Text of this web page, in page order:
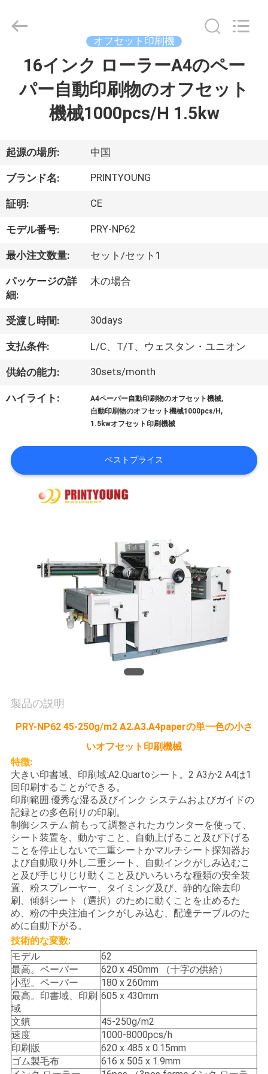
ダ
ク
ト
ビ
オ
達
に
つ
て
私
に
連
絡
し
な
さ
い
引
用
を
要
求
2015
International
オフセット印刷機
16インク ローラーA4のペー
パー自動印刷物のオフセット
機械1000pcs/H 1.5kw
起源の場所: 中国
ブランド名: PRINTYOUNG
証明: CE
モデル番号: PRY-NP62
最小注文数量: セット/セット1
パッケージの詳
細:
木の場合
受渡し時間: 30days
支払条件: L/C、T/T、ウェスタン・ユニオン
供給の能力: 30sets/month
ハイライト: A4ペーパー自動印刷物のオフセット機械,
自動印刷物のオフセット機械1000pcs/H ,
1.5kwオフセット印刷機械
ベストプライス
製品の説明
PRY-NP62 45-250g/m2 A2.A3.A4paperの単一色の小さ
いオフセット印刷機械
特徴:
大きい印書域、印刷域:A2.Quartoシート。2 A3か2 A4は1
回印刷することができる。
印刷範囲:優秀な湿る及びインク システムおよびガイドの
記録との多色刷りの印刷。
制御システム:前もって調整されたカウンターを使って、
シート装置を、動かすこと、自動上げること及び下げる
ことを停止しないで二重シートかマルチシート探知器お
よび自動取り外し二重シート、自動インクがしみ込むこ
と及び手じりじり動くこと及びいろいろな種類の安全装
置、粉スプレーヤー、タイミング及び、静的な除去印
刷、傾斜シート（選択）のために動くことを止めるた
め、粉の中央注油インクがしみ込む、配達テーブルのた
めに自動下がる。
技術的な変数:
モデル
62
最高。ペーパー
620 x 450mm （十字の供給）
小型。ペーパー
180 x 260mm
最高。印書域、印刷
域
605 x 430mm
文鎮
45-250g/m2
速度
1000-8000pcs/h
印刷版
620 x 485 x 0.15mm
ゴム製毛布
616 x 505 x 1.9mm